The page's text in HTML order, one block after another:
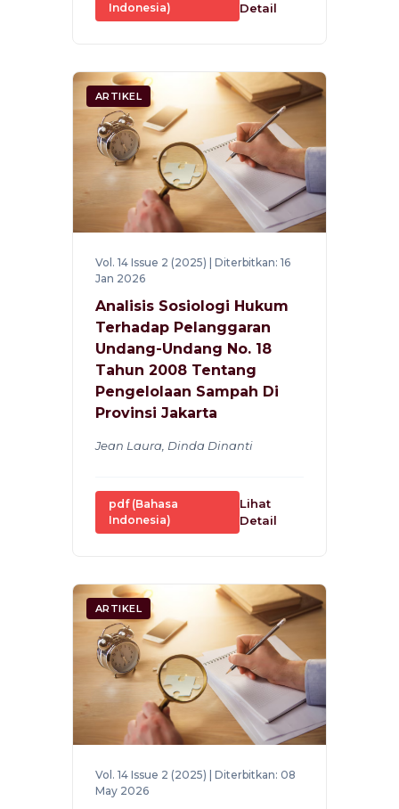
Indonesia)
Detail
ARTIKEL
Vol. 14 Issue 2 (2025) | Diterbitkan: 16
Jan 2026
Analisis Sosiologi Hukum
Terhadap Pelanggaran
Undang-Undang No. 18
Tahun 2008 Tentang
Pengelolaan Sampah Di
Provinsi Jakarta
Jean Laura, Dinda Dinanti
pdf (Bahasa
Indonesia)
Lihat
Detail
ARTIKEL
Vol. 14 Issue 2 (2025) | Diterbitkan: 08
May 2026